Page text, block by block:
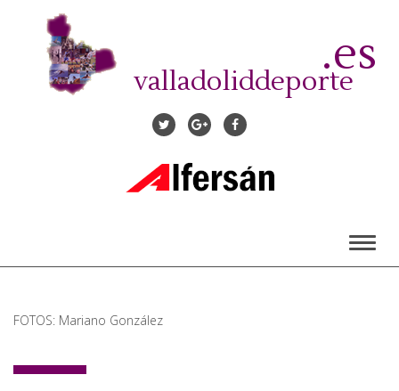
contenido
valladoliddeporte
.es
FOTOS: Mariano González